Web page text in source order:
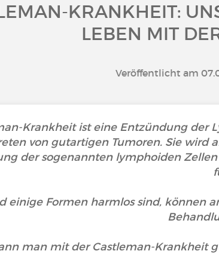
KRANKHEIT:
LEBEN MIT
Veröffentlicht am
Krankheit ist eine Entzündung der
von gutartigen Tumoren. Sie wird
der sogenannten lymphoiden
einige Formen harmlos sind, können
man mit der Castleman-Krankheit